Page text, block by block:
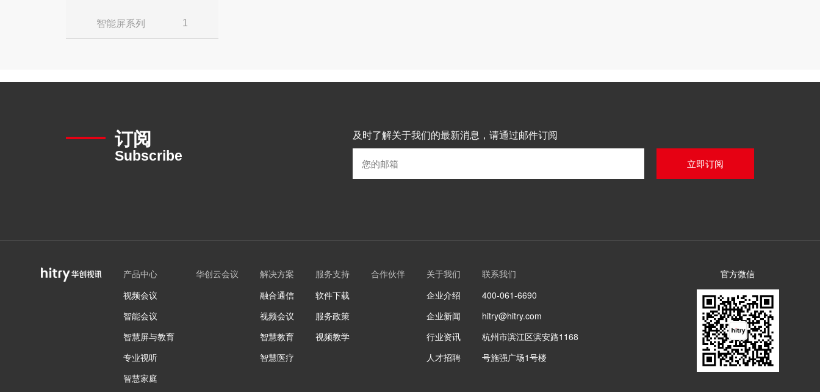
智能屏系列 1
订阅
Subscribe
及时了解关于我们的最新消息，请通过邮件订阅
产品中心
视频会议
智能会议
智慧屏与教育
专业视听
智慧家庭
华创云会议
解决方案
融合通信
视频会议
智慧教育
智慧医疗
服务支持
软件下载
服务政策
视频教学
合作伙伴
关于我们
企业介绍
企业新闻
行业资讯
人才招聘
联系我们
400-061-6690
hitry@hitry.com
杭州市滨江区滨安路1168
号施强广场1号楼
官方微信